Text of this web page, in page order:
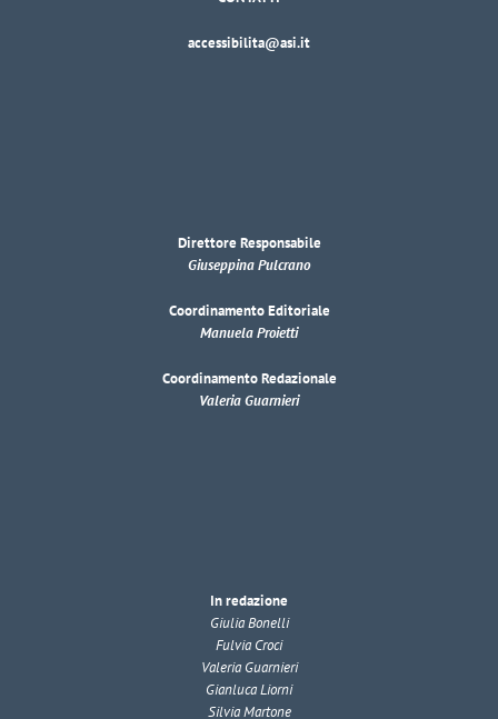
accessibilita@asi.it
Direttore Responsabile
Giuseppina Pulcrano
Coordinamento Editoriale
Manuela Proietti
Coordinamento Redazionale
Valeria Guarnieri
In redazione
Giulia Bonelli
Fulvia Croci
Valeria Guarnieri
Gianluca Liorni
Silvia Martone